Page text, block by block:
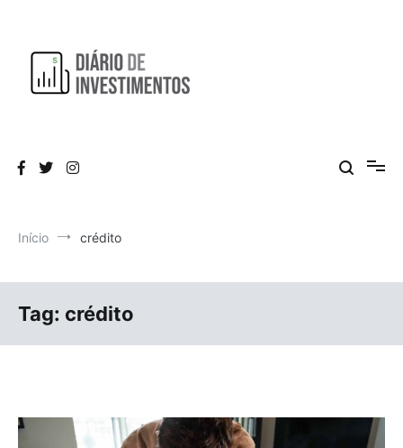
conteúdo
Início crédito
Tag: crédito